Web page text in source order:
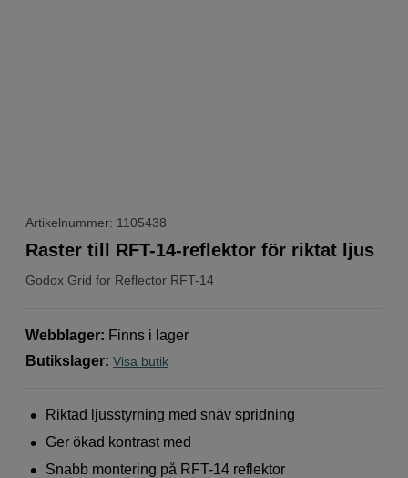
Artikelnummer: 1105438
Godox Grid for Reflector RFT-14
Raster till RFT-14-reflektor för riktat ljus
Webblager: Finns i lager
Butikslager: Visa butik
Riktad ljusstyrning med snäv spridning
Ger ökad kontrast med
Snabb montering på RFT-14 reflektor